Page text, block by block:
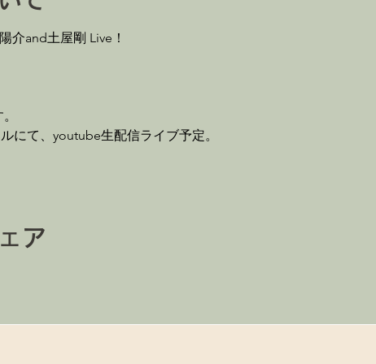
介and土屋剛 Live！
にて、youtube生配信ライブ予定。
ア